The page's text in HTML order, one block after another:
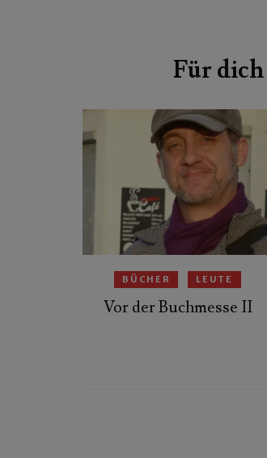
Für
BÜCHER LEUTE
Vor der Buchmesse II